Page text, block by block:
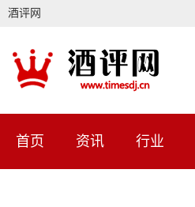
酒评网
首页 资讯 行业